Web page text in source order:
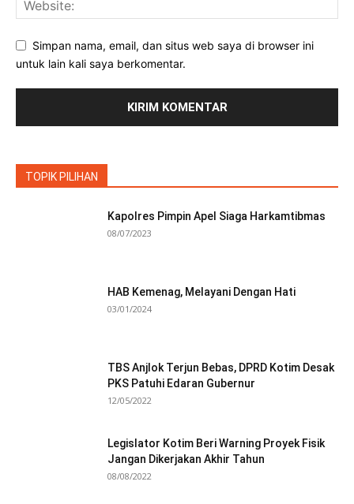
Simpan nama, email, dan situs web saya di browser ini
untuk lain kali saya berkomentar.
TOPIK PILIHAN
Kapolres Pimpin Apel Siaga Harkamtibmas
08/07/2023
HAB Kemenag, Melayani Dengan Hati
03/01/2024
TBS Anjlok Terjun Bebas, DPRD Kotim Desak
PKS Patuhi Edaran Gubernur
12/05/2022
Legislator Kotim Beri Warning Proyek Fisik
Jangan Dikerjakan Akhir Tahun
08/08/2022